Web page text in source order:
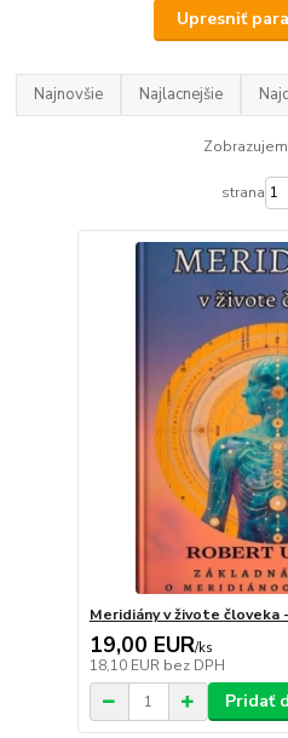
Upresniť
Najnovšie Najlacnejšie
strana
Meridiány v živote
19,00 EUR/ks
18,10 EUR bez DPH
Pridať